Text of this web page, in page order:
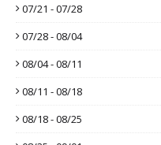
07/21 - 07/28
07/28 - 08/04
08/04 - 08/11
08/11 - 08/18
08/18 - 08/25